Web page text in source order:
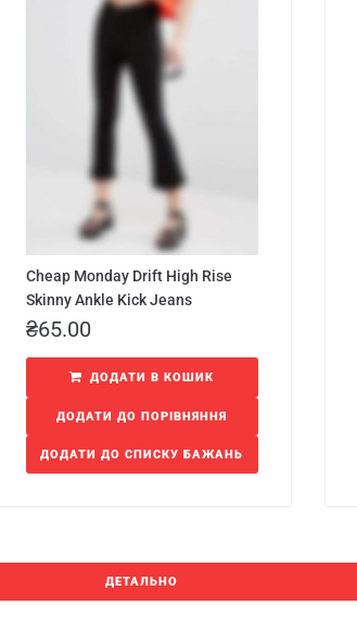
Cheap Monday Drift High Rise
Skinny Ankle Kick Jeans
₴65.00
ДОДАТИ В КОШИК
ДОДАТИ ДО ПОРІВНЯННЯ
ДОДАТИ ДО СПИСКУ БАЖАНЬ
ДЕТАЛЬНО